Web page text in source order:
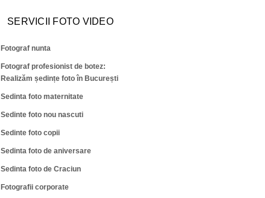
SERVICII FOTO VIDEO
Fotograf nunta
Fotograf profesionist de botez:
Realizăm ședințe foto în București
Sedinta foto maternitate
Sedinte foto nou nascuti
Sedinte foto copii
Sedinta foto de aniversare
Sedinta foto de Craciun
Fotografii corporate